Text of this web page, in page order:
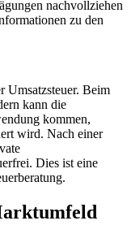
nachvollziehen
zu den
Umsatzsteuer. Beim
kann die
kommen,
wird. Nach einer
Dies ist eine